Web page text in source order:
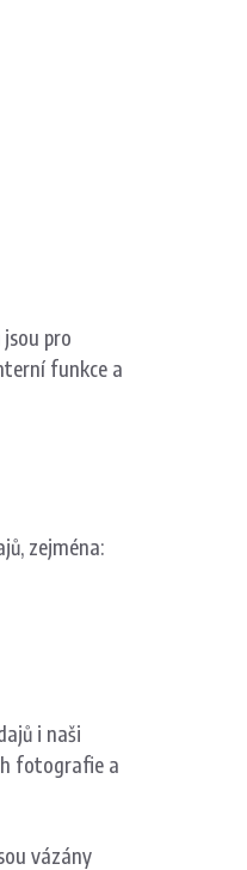
pro
funkce a
zejména:
i naši
fotografie a
vázány